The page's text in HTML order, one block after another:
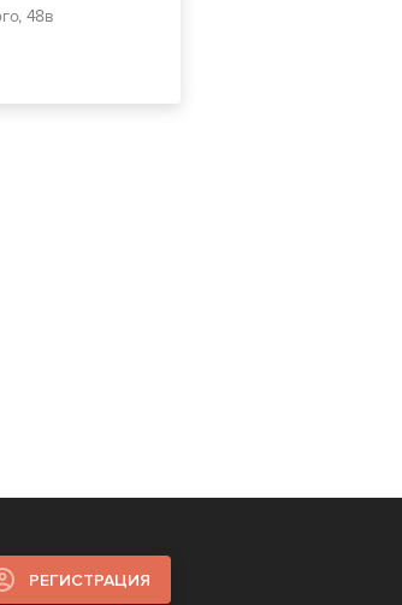
48в
РЕГИСТРАЦИЯ